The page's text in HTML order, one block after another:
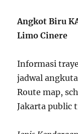
Angkot Biru
Limo Cinere
Informasi
jadwal
Route map,
Jakarta public